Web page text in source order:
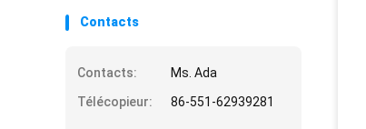
Contacts
Contacts:
Ms. Ada
Télécopieur:
86-551-62939281